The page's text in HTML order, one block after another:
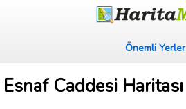
Önemli Yerler
Esnaf Caddesi Haritası